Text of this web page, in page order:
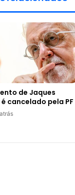
de Jaques
cancelado pela PF